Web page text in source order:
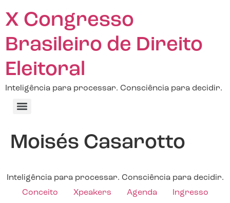
X Congresso
Brasileiro de Direito
Eleitoral
Inteligência para processar. Consciência para decidir.
Moisés Casarotto
Inteligência para processar. Consciência para decidir.
Conceito
Xpeakers Agenda Ingresso